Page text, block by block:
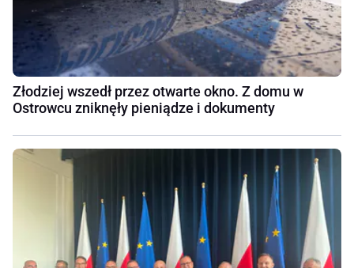
Złodziej wszedł przez otwarte okno. Z domu w
Ostrowcu zniknęły pieniądze i dokumenty